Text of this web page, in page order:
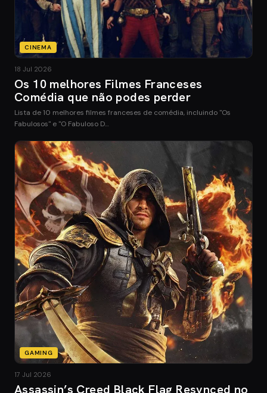
CINEMA
18 Jul 2026
Os 10 melhores Filmes Franceses
Comédia que não podes perder
Lista de 10 melhores filmes franceses de comédia, incluindo "Os
Fabulosos" e "O Fabuloso D…
GAMING
17 Jul 2026
Assassin’s Creed Black Flag Resynced no